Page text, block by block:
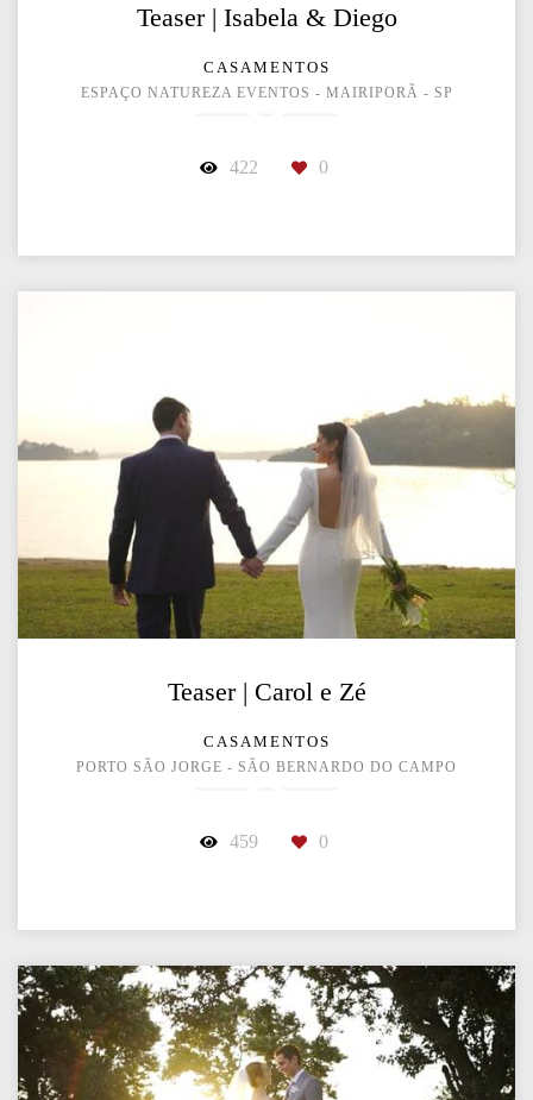
Teaser | Isabela & Diego
CASAMENTOS
ESPAÇO NATUREZA EVENTOS - MAIRIPORÃ - SP
422 0
Teaser | Carol e Zé
CASAMENTOS
PORTO SÃO JORGE - SÃO BERNARDO DO CAMPO
459 0